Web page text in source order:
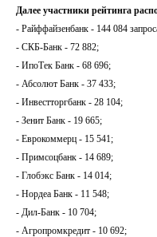
Далее участники рейтинга
- Райффайзенбанк - 144 084
- СКБ-Банк - 72 882;
- ИпоТек Банк - 68 696;
- Абсолют Банк - 37 433;
- Инвестторгбанк - 28 104;
- Зенит Банк - 19 665;
- Еврокоммерц - 15 541;
- Примсоцбанк - 14 689;
- Глобэкс Банк - 14 014;
- Нордеа Банк - 11 548;
- Дил-Банк - 10 704;
- Агропромкредит - 10 692;